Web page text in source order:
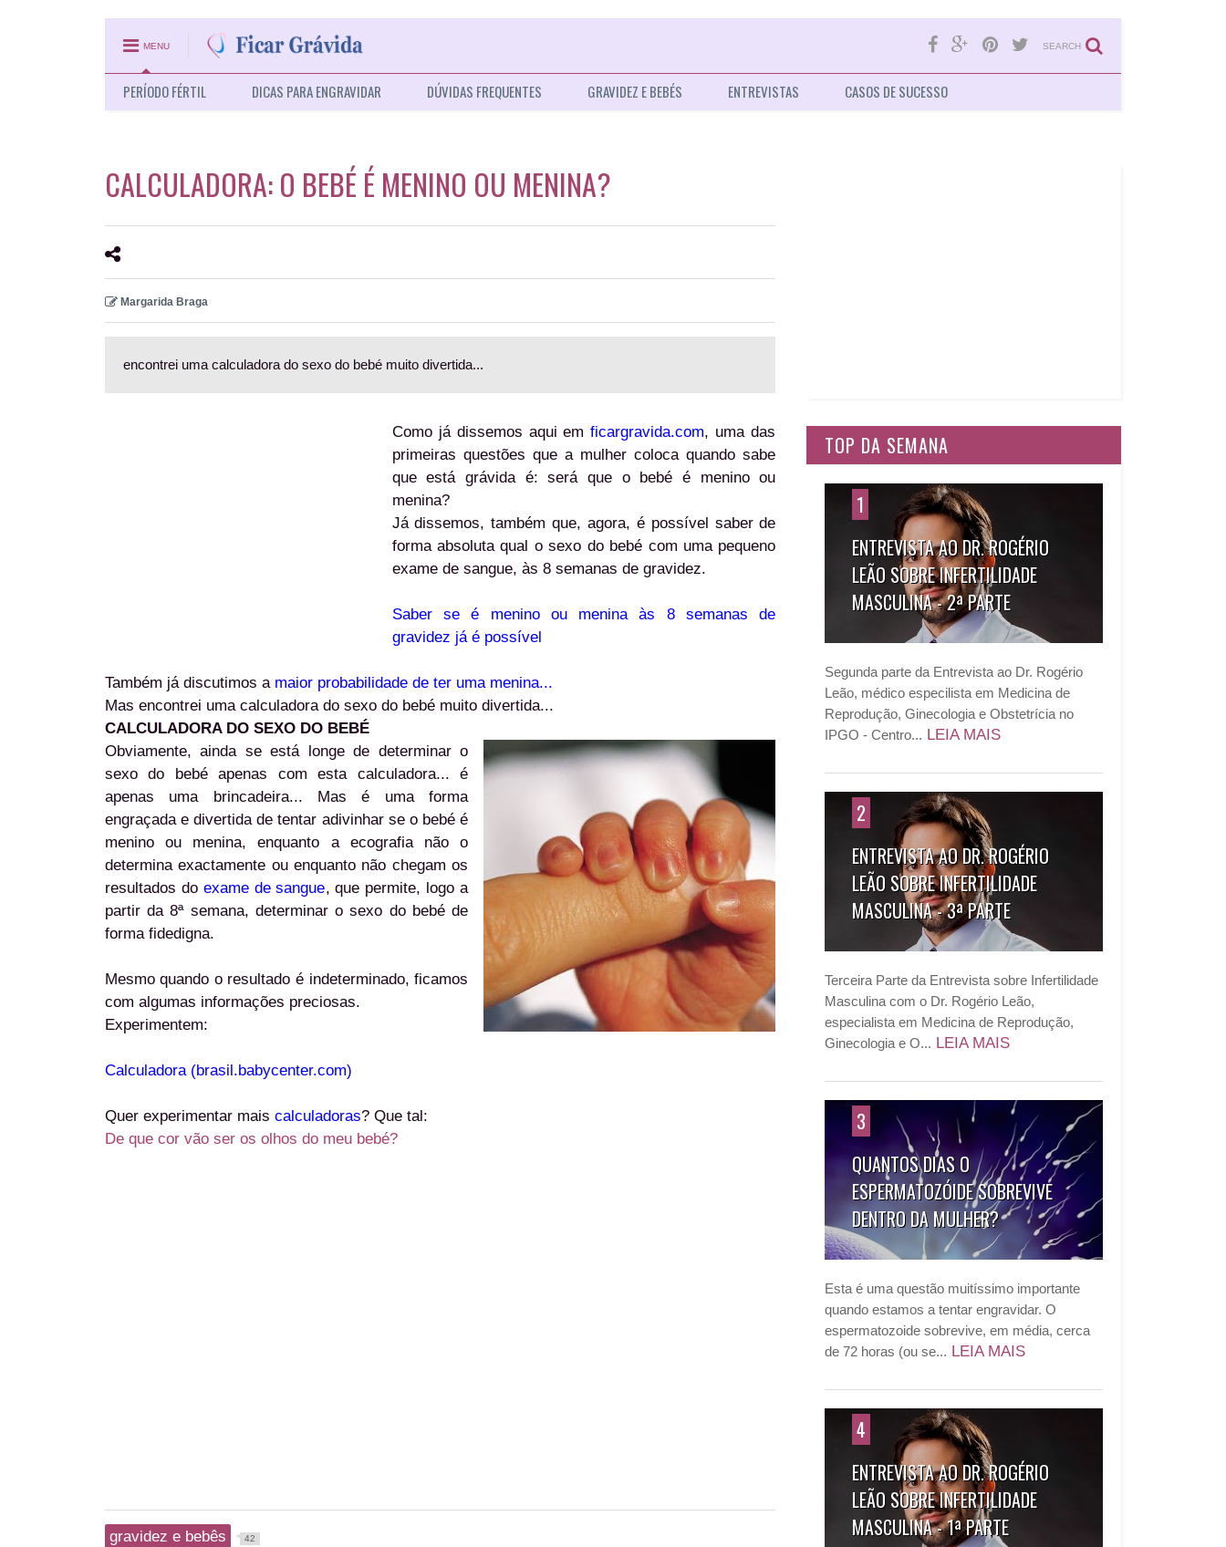
MENU SEARCH
PERÍODO FÉRTIL DICAS PARA ENGRAVIDAR DÚVIDAS FREQUENTES GRAVIDEZ E BEBÉS ENTREVISTAS CASOS DE SUCESSO
CALCULADORA: O BEBÉ É MENINO OU MENINA?
Margarida Braga
encontrei uma calculadora do sexo do bebé muito divertida...
Como já dissemos aqui emficargravida.com, uma das
primeiras questões que a mulher coloca quando sabe
que está grávida é: será que o bebé é menino ou
menina?
Já dissemos, também que, agora, é possível saber de
forma absoluta qual o sexo do bebé com uma pequeno
exame de sangue, às 8 semanas de gravidez.
Saber se é menino ou menina às 8 semanas de
gravidez já é possível
Também já discutimos a maior probabilidade de ter uma menina...
Mas encontrei uma calculadora do sexo do bebé muito divertida...
CALCULADORA DO SEXO DO BEBÉ
Obviamente, ainda se está longe de determinar o
sexo do bebé apenas com esta calculadora... é
apenas uma brincadeira... Mas é uma forma
engraçada e divertida de tentar adivinhar se o bebé é
menino ou menina, enquanto a ecografia não o
determina exactamente ou enquanto não chegam os
resultados do exame de sangue, que permite, logo a
partir da 8ª semana, determinar o sexo do bebé de
forma fidedigna.
Mesmo quando o resultado é indeterminado, ficamos
com algumas informações preciosas.
Experimentem:
Calculadora (brasil.babycenter.com)
Quer experimentar mais calculadoras? Que tal:
De que cor vão ser os olhos do meu bebé?
gravidez e bebês 42
TOP DA SEMANA
1
ENTREVISTA AO DR. ROGÉRIO
LEÃO SOBRE INFERTILIDADE
MASCULINA - 2ª PARTE
Segunda parte da Entrevista ao Dr. Rogério
Leão, médico especilista em Medicina de
Reprodução, Ginecologia e Obstetrícia no
IPGO - Centro... LEIA MAIS
2
ENTREVISTA AO DR. ROGÉRIO
LEÃO SOBRE INFERTILIDADE
MASCULINA - 3ª PARTE
Terceira Parte da Entrevista sobre Infertilidade
Masculina com o Dr. Rogério Leão,
especialista em Medicina de Reprodução,
Ginecologia e O... LEIA MAIS
3
QUANTOS DIAS O
ESPERMATOZÓIDE SOBREVIVE
DENTRO DA MULHER?
Esta é uma questão muitíssimo importante
quando estamos a tentar engravidar. O
espermatozoide sobrevive, em média, cerca
de 72 horas (ou se... LEIA MAIS
4
ENTREVISTA AO DR. ROGÉRIO
LEÃO SOBRE INFERTILIDADE
MASCULINA - 1ª PARTE